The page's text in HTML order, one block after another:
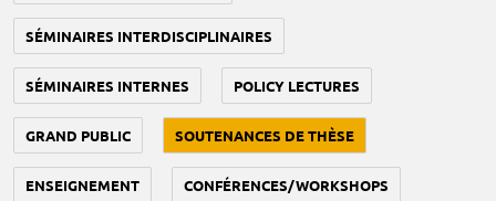
SÉMINAIRES INTERDISCIPLINAIRES
SÉMINAIRES INTERNES POLICY LECTURES
GRAND PUBLIC SOUTENANCES DE THÈSE
ENSEIGNEMENT CONFÉRENCES/WORKSHOPS